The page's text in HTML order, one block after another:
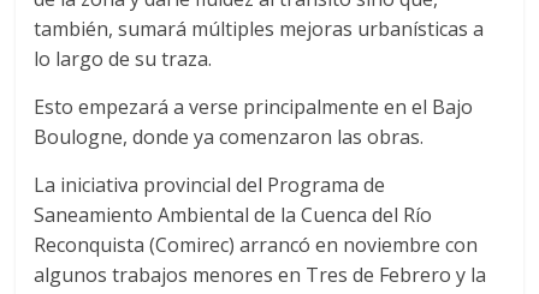
o
r
t
e
también, sumará múltiples mejoras urbanísticas a
lo largo de su traza.
Esto empezará a verse principalmente en el Bajo
Boulogne, donde ya comenzaron las obras.
La iniciativa provincial del Programa de
Saneamiento Ambiental de la Cuenca del Río
Reconquista (Comirec) arrancó en noviembre con
algunos trabajos menores en Tres de Febrero y la